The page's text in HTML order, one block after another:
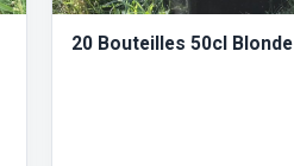
20 Bouteilles 50cl Blonde